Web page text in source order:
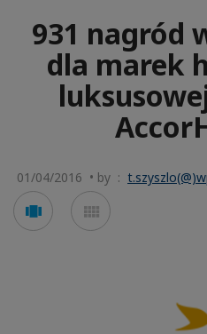
931 nagród
dla marek
01/04/2016 • by :
Voir
en
en